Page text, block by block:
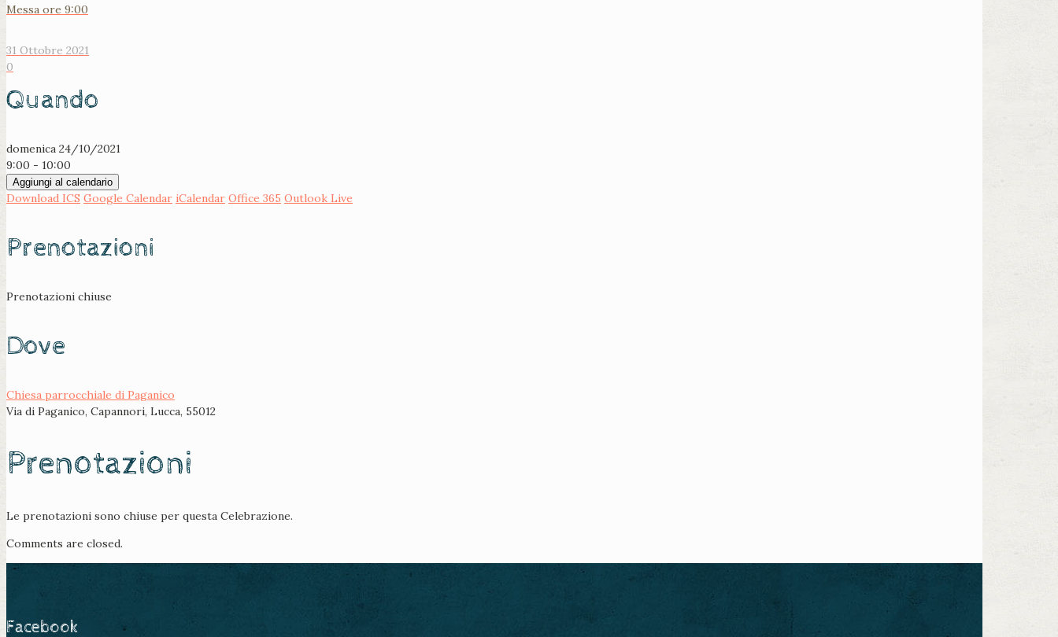
Messa ore 9:00
31 Ottobre 2021
0
Quando
domenica 24/10/2021
9:00 - 10:00
Aggiungi al calendario
Download ICS Google Calendar iCalendar Office 365 Outlook Live
Prenotazioni
Prenotazioni chiuse
Dove
Chiesa parrocchiale di Paganico
Via di Paganico, Capannori, Lucca, 55012
Prenotazioni
Le prenotazioni sono chiuse per questa Celebrazione.
Comments are closed.
Facebook